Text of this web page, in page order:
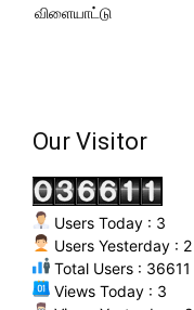
விளையாட்டு
Our Visitor
Users Today : 3
Users Yesterday : 2
Total Users : 36611
Views Today : 3